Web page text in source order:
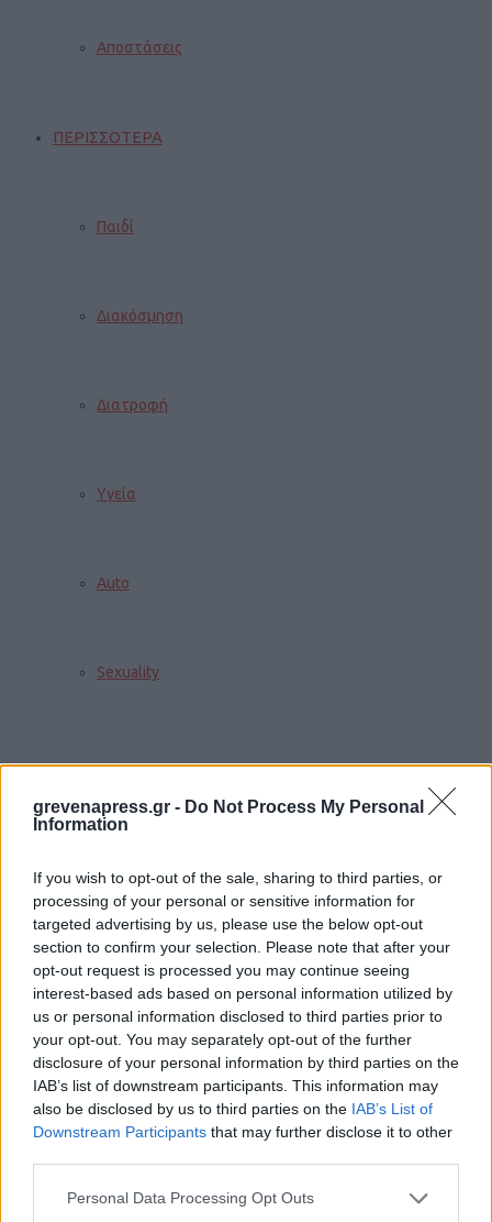
grevenapress.gr - Do Not Process My Personal
Information
If you wish to opt-out of the sale, sharing to third parties, or
processing of your personal or sensitive information for
targeted advertising by us, please use the below opt-out
section to confirm your selection. Please note that after your
opt-out request is processed you may continue seeing
interest-based ads based on personal information utilized by
us or personal information disclosed to third parties prior to
your opt-out. You may separately opt-out of the further
disclosure of your personal information by third parties on the
IAB’s list of downstream participants. This information may
also be disclosed by us to third parties on the IAB’s List of
Downstream Participants that may further disclose it to other
Personal Data Processing Opt Outs
Αποστάσεις
ΠΕΡΙΣΣΟΤΕΡΑ
Παιδί
Διακόσμηση
Διατροφή
Υγεία
Auto
Sexuality